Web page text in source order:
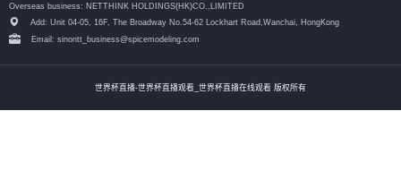
Overseas business: NETTHINK HOLDINGS(HK)CO.,LIMITED
Add: Unit 04-05, 16F, The Broadway No.54-62 Lockhart Road, Wanchai, HongKong
Email: sinontt_business@spicemodeling.com
世界杯直播-世界杯直播观看_世界杯直播在线观看 版权所有